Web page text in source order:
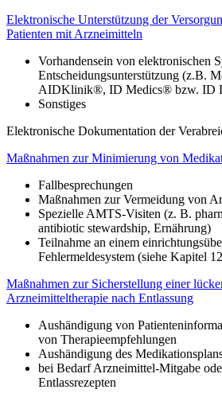
Elektronische Unterstützung der
Patienten mit Arzneimitteln
Vorhandensein von elektronischen
Entscheidungsunterstützung (z.B.
AIDKlinik®, ID Medics® bzw. ID
Sonstiges
Elektronische Dokumentation der
Maßnahmen zur Minimierung von
Fallbesprechungen
Maßnahmen zur Vermeidung von
Spezielle AMTS-Visiten (z. B.
antibiotic stewardship, Ernährung)
Teilnahme an einem
Fehlermeldesystem (siehe Kapitel
Maßnahmen zur Sicherstellung einer
Arzneimitteltherapie nach Entlassung
Aushändigung von
von Therapieempfehlungen
Aushändigung des
bei Bedarf Arzneimittel-Mitgabe
Entlassrezepten